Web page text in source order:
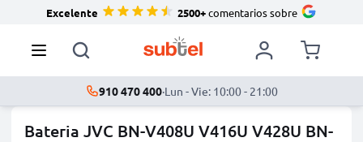
Excelente 2500+comentarios sobre
910 470 400·Lun - Vie: 10:00 - 21:00
Bateria JVC BN-V408U V416U V428U BN-